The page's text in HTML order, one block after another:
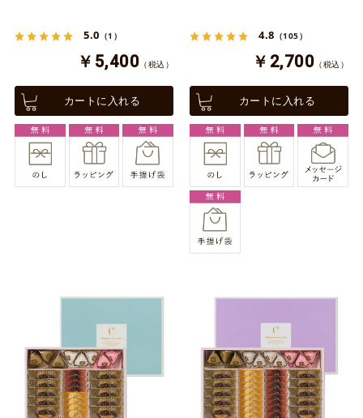
5.0 （1）
￥5,400 （税込）
カートに入れる
4.8 （105）
￥2,700 （税込）
カートに入れる